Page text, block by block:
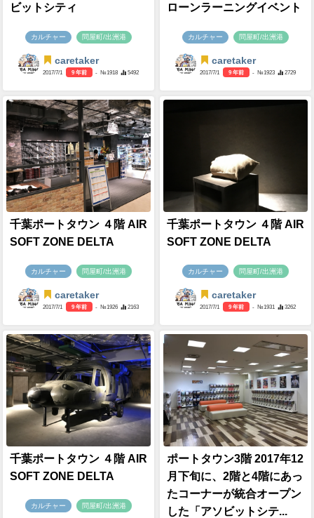
ビットシティ
カルチャー 問屋町/出洲港
caretaker
2017/7/1 9 年前 - №1918 5492
ローンラーニングイベント
カルチャー 問屋町/出洲港
caretaker
2017/7/1 9 年前 - №1923 2729
千葉ポートタウン ４階 AIR
SOFT ZONE DELTA
カルチャー 問屋町/出洲港
caretaker
2017/7/1 9 年前 - №1926 2163
千葉ポートタウン ４階 AIR
SOFT ZONE DELTA
カルチャー 問屋町/出洲港
caretaker
2017/7/1 9 年前 - №1931 3262
千葉ポートタウン ４階 AIR
SOFT ZONE DELTA
カルチャー 問屋町/出洲港
ポートタウン3階 2017年12
月下旬に、2階と4階にあっ
たコーナーが統合オープン
した「アソビットシテ...